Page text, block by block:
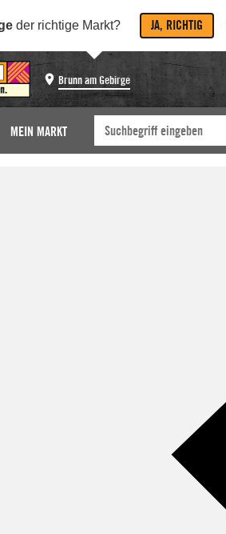
der richtige Markt? JA, RICHTIG
Brunn am Gebirge
MEIN MARKT